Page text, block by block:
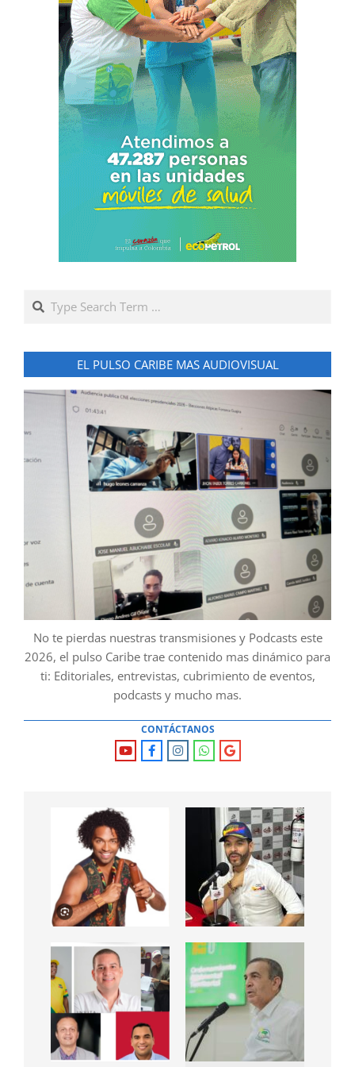
Search
EL PULSO CARIBE MAS AUDIOVISUAL
No te pierdas nuestras transmisiones y Podcasts este
2026, el pulso Caribe trae contenido mas dinámico para
ti: Editoriales, entrevistas, cubrimiento de eventos,
podcasts y mucho mas.
CONTÁCTANOS